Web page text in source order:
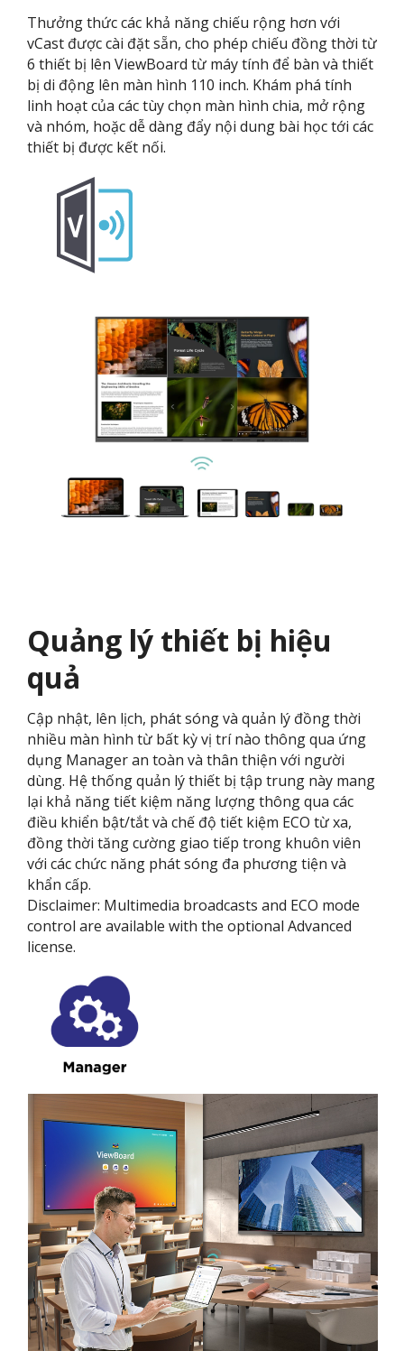
Thưởng thức các khả năng chiếu rộng hơn với
vCast được cài đặt sẵn, cho phép chiếu đồng thời từ
6 thiết bị lên ViewBoard từ máy tính để bàn và thiết
bị di động lên màn hình 110 inch. Khám phá tính
linh hoạt của các tùy chọn màn hình chia, mở rộng
và nhóm, hoặc dễ dàng đẩy nội dung bài học tới các
thiết bị được kết nối.
Quảng lý thiết bị hiệu
quả
Cập nhật, lên lịch, phát sóng và quản lý đồng thời
nhiều màn hình từ bất kỳ vị trí nào thông qua ứng
dụng Manager an toàn và thân thiện với người
dùng. Hệ thống quản lý thiết bị tập trung này mang
lại khả năng tiết kiệm năng lượng thông qua các
điều khiển bật/tắt và chế độ tiết kiệm ECO từ xa,
đồng thời tăng cường giao tiếp trong khuôn viên
với các chức năng phát sóng đa phương tiện và
khẩn cấp.
Disclaimer: Multimedia broadcasts and ECO mode
control are available with the optional Advanced
license.